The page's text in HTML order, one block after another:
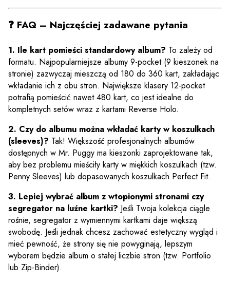
❓ FAQ – Najczęściej zadawane pytania
1. Ile kart pomieści standardowy album? To zależy od
formatu. Najpopularniejsze albumy 9-pocket (9 kieszonek na
stronie) zazwyczaj mieszczą od 180 do 360 kart, zakładając
wkładanie ich z obu stron. Największe klasery 12-pocket
potrafią pomieścić nawet 480 kart, co jest idealne do
kompletnych setów wraz z kartami Reverse Holo.
2. Czy do albumu można wkładać karty w koszulkach
(sleeves)? Tak! Większość profesjonalnych albumów
dostępnych w Mr. Puggy ma kieszonki zaprojektowane tak,
aby bez problemu mieściły karty w miękkich koszulkach (tzw.
Penny Sleeves) lub dopasowanych koszulkach Perfect Fit.
3. Lepiej wybrać album z wtopionymi stronami czy
segregator na luźne kartki? Jeśli Twoja kolekcja ciągle
rośnie, segregator z wymiennymi kartkami daje większą
swobodę. Jeśli jednak chcesz zachować estetyczny wygląd i
mieć pewność, że strony się nie powyginają, lepszym
wyborem będzie album o stałej liczbie stron (tzw. Portfolio
lub Zip-Binder).